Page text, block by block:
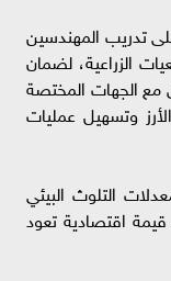
تدريب المهندسين
الزراعية، لضمان
مع الجهات المختصة
وتسهيل عمليات
التلوث البيئي
اقتصادية تعود